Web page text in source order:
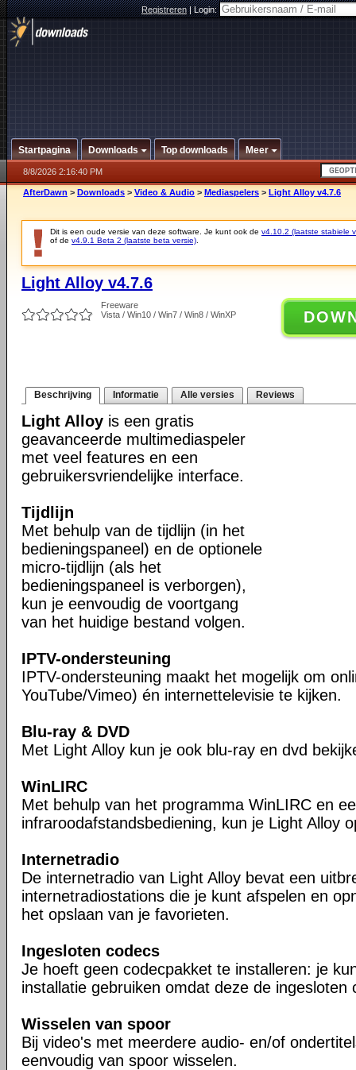
Registreren|Login:
Startpagina Downloads Top downloads Meer
8/8/2026 2:16:40 PM
AfterDawn > Downloads > Video & Audio > Mediaspelers > Light Alloy v4.7.6
Dit is een oude versie van deze software. Je kunt ook de v4.10.2 (laatste stabiele
of de v4.9.1 Beta 2 (laatste beta versie)
Light Alloy v4.7.6
Freeware
Vista / Win10 / Win7 / Win8 / WinXP
Beschrijving Informatie Alle versies Reviews
Light Alloy is een gratis
geavanceerde multimediaspeler
met veel features en een
gebruikersvriendelijke interface.
Tijdlijn
Met behulp van de tijdlijn (in het
bedieningspaneel) en de optionele
micro-tijdlijn (als het
bedieningspaneel is verborgen),
kun je eenvoudig de voortgang
van het huidige bestand volgen.
IPTV-ondersteuning
IPTV-ondersteuning maakt het mogelijk om
YouTube/Vimeo) én internettelevisie te kijken.
Blu-ray & DVD
Met Light Alloy kun je ook blu-ray en dvd
WinLIRC
Met behulp van het programma WinLIRC en
infraroodafstandsbediening, kun je Light Alloy
Internetradio
De internetradio van Light Alloy bevat een
internetradiostations die je kunt afspelen en
het opslaan van je favorieten.
Ingesloten codecs
Je hoeft geen codecpakket te installeren: je
installatie gebruiken omdat deze de ingesloten
Wisselen van spoor
Bij video's met meerdere audio- en/of
eenvoudig van spoor wisselen.